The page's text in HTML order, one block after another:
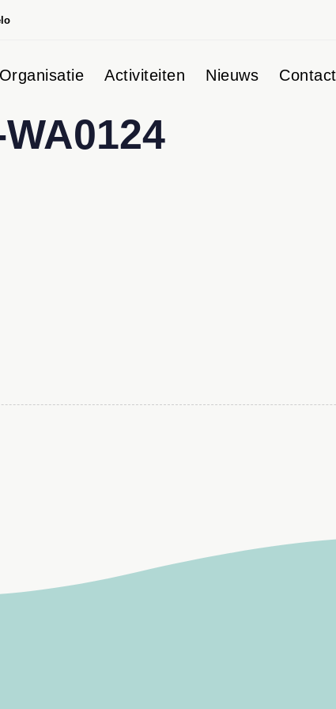
Organisatie Activiteiten Nieuws Contact